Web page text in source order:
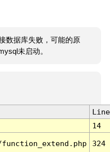
数据库失败，可能的原
未启动。
Line
14
324